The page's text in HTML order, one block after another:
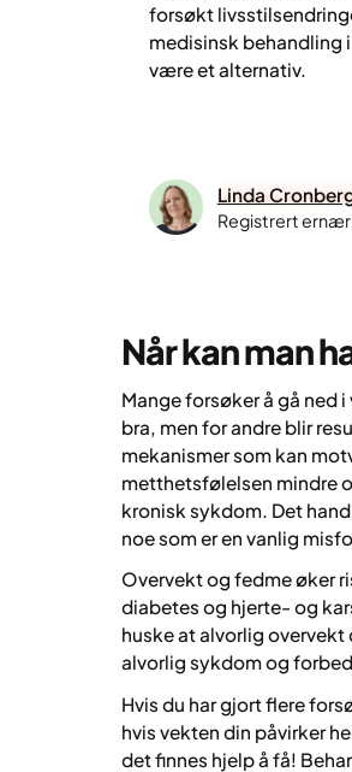
forsøkt
medisinsk behandling
være et alternativ.
Linda
Registrert
Når kan man
Mange forsøker å gå ned
bra, men for andre blir
mekanismer som kan
metthetsfølelsen mindre
kronisk sykdom. Det
noe som er en vanlig
Overvekt og fedme øker
diabetes og hjerte- og
huske at alvorlig overvekt
alvorlig sykdom og
Hvis du har gjort flere
hvis vekten din påvirker
det finnes hjelp å få!